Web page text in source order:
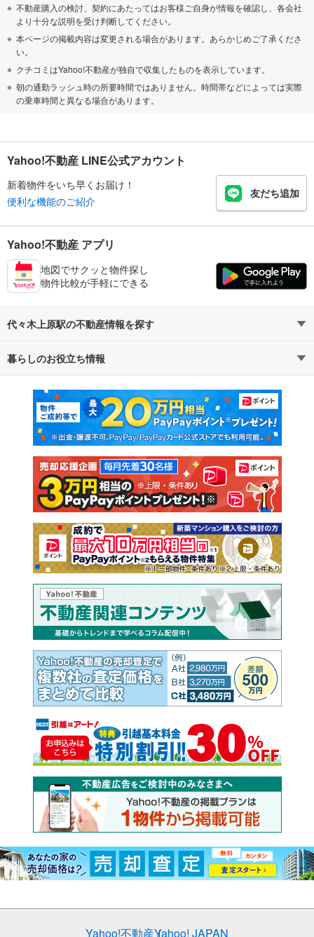
不動産購入の検討、契約にあたってはお客様ご自身が情報を確認し、各会社
より十分な説明を受け判断してください。
本ページの掲載内容は変更される場合があります。あらかじめご了承くださ
い。
クチコミはYahoo!不動産が独自で収集したものを表示しています。
朝の通勤ラッシュ時の所要時間ではありません。時間帯などによっては実際
の乗車時間と異なる場合があります。
Yahoo!不動産 LINE公式アカウント
新着物件をいち早くお届け！
便利な機能のご紹介
友だち追加
Yahoo!不動産 アプリ
地図でサクッと物件探し
物件比較が手軽にできる
代々木上原駅の不動産情報を探す
不動産・住宅
新築マンション 中古マンション
新築一戸建て 中古一戸建て
注文住宅 土地
売却査定
暮らしのお役立ち情報
マンションカタログ 教えて！住まいの先生
Yahoo!不動産Yahoo! JAPAN